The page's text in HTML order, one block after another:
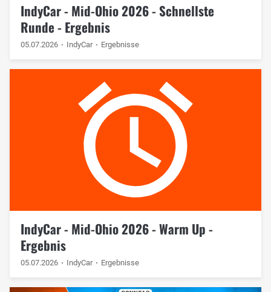
IndyCar - Mid-Ohio 2026 - Schnellste
Runde - Ergebnis
05.07.2026 IndyCar Ergebnisse
IndyCar - Mid-Ohio 2026 - Warm Up -
Ergebnis
05.07.2026 IndyCar Ergebnisse